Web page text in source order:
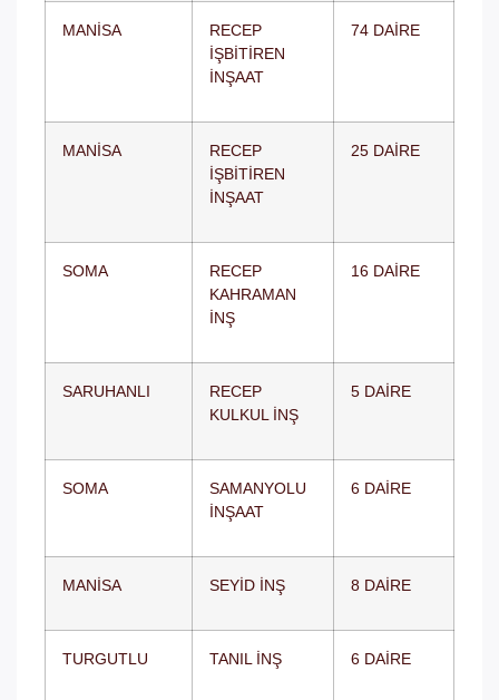
MANİSA
RECEP
İŞBİTİREN
İNŞAAT
74 DAİRE
MANİSA
RECEP
İŞBİTİREN
İNŞAAT
25 DAİRE
SOMA
RECEP
KAHRAMAN
İNŞ
16 DAİRE
SARUHANLI
RECEP
KULKUL İNŞ
5 DAİRE
SOMA
SAMANYOLU
İNŞAAT
6 DAİRE
MANİSA SEYİD İNŞ 8 DAİRE
TURGUTLU TANIL İNŞ 6 DAİRE